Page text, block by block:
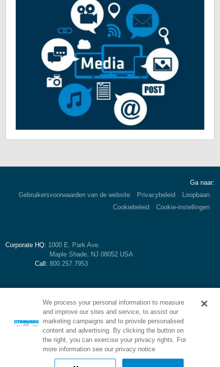
Ga naar:
Gebruikersvoorwaarden van de website
Privacybeleid
Loopbaan
Cookiebeleid
Cookie-instellingen
Corporate HQ: 1000 E. Park Ave.
Maple Shade, NJ 08052 USA
Call: 800.257.7953
Brand of Stonhard:
We process your personal information to measure
and improve our sites and service, to assist our
marketing campaigns and to provide personalised
content and advertising. By clicking the button on
the right, you can exercise your privacy rights. For
more information see our privacy notice